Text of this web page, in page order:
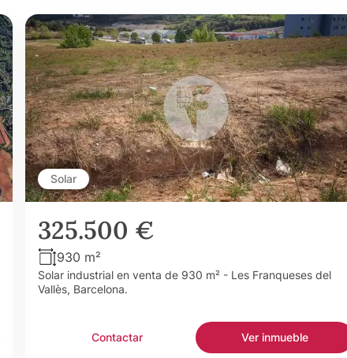
Solar
325.500 €
930 m²
Solar industrial en venta de 930 m² - Les Franqueses del
Vallès, Barcelona.
Contactar Ver inmueble